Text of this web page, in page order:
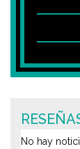
No hay